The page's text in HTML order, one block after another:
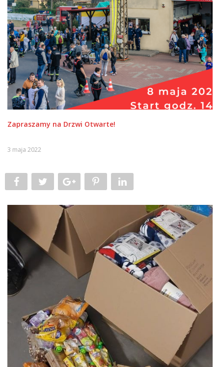
Zapraszamy na Drzwi Otwarte!
3 maja 2022